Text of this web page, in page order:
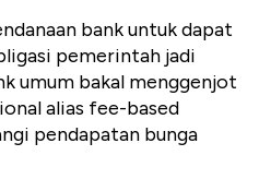
bank untuk dapat
pemerintah jadi
umum bakal menggenjot
alias fee-based
pendapatan bunga